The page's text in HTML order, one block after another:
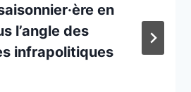
en
l’angle des
infrapolitiques